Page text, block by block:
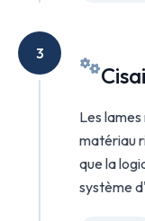
3
Les
matériau
que la
système